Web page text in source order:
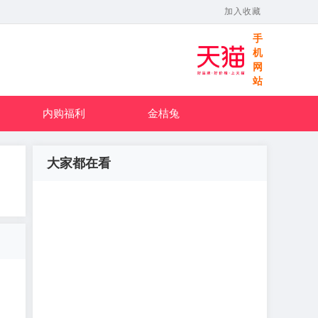
加入收藏
手
机
网
站
内购福利 金桔兔
大家都在看